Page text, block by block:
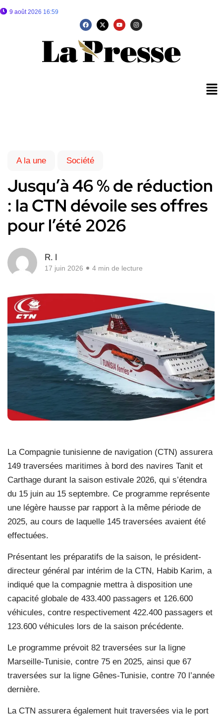
9 août 2026 16:59
A la une Société
Jusqu’à 46 % de réduction
: la CTN dévoile ses offres
pour l’été 2026
R. I
17 juin 2026 4 min de lecture
La Compagnie tunisienne de navigation (CTN) assurera
149 traversées maritimes à bord des navires Tanit et
Carthage durant la saison estivale 2026, qui s’étendra
du 15 juin au 15 septembre. Ce programme représente
une légère hausse par rapport à la même période de
2025, au cours de laquelle 145 traversées avaient été
effectuées.
Présentant les préparatifs de la saison, le président-
directeur général par intérim de la CTN, Habib Karim, a
indiqué que la compagnie mettra à disposition une
capacité globale de 433.400 passagers et 126.600
véhicules, contre respectivement 422.400 passagers et
123.600 véhicules lors de la saison précédente.
Le programme prévoit 82 traversées sur la ligne
Marseille-Tunisie, contre 75 en 2025, ainsi que 67
traversées sur la ligne Gênes-Tunisie, contre 70 l’année
dernière.
La CTN assurera également huit traversées via le port